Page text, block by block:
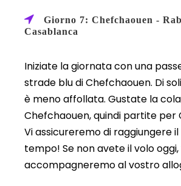
Giorno 7: Chefchaouen -
Casablanca
Iniziate la giornata con una
strade blu di Chefchaouen. Di
è meno affollata. Gustate la
Chefchaouen, quindi partite per
Vi assicureremo di raggiungere
tempo! Se non avete il volo oggi,
accompagneremo al vostro